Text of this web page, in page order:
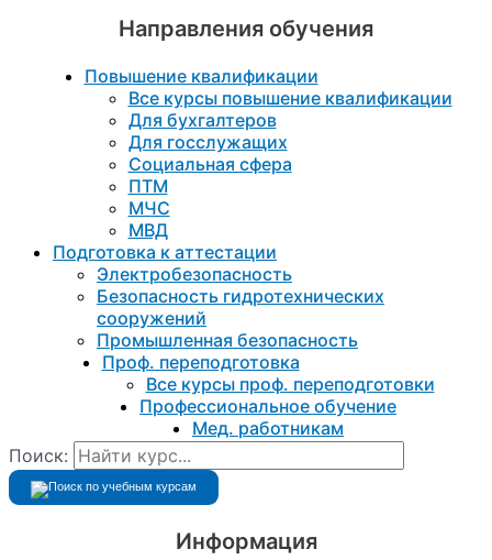
Направления обучения
Повышение квалификации
Все курсы повышение квалификации
Для бухгалтеров
Для госслужащих
Социальная сфера
ПТМ
МЧС
МВД
Подготовка к aттестации
Электробезопасность
Безопасность гидротехнических
сооружений
Промышленная безопасность
Проф. переподготовка
Все курсы проф. переподготовки
Профессиональное обучение
Мед. работникам
Поиск:
Информация